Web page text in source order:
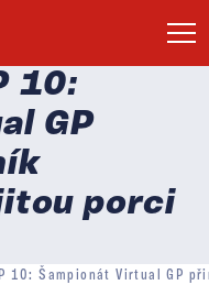
10:
GP
porci
10: Šampionát Virtual GP